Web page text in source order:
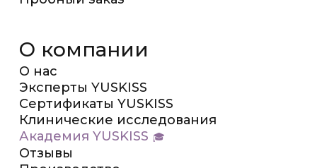
О компании
О нас
Эксперты YUSKISS
Сертификаты YUSKISS
Клинические исследования
Академия YUSKISS
Отзывы